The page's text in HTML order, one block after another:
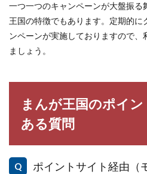
一つ一つのキャンペーンが大盤振る
王国の特徴でもあります。 定期的に
ンペーンが実施しておりますので、
ましょう。
まんが王国のポイン
ある質問
ポイントサイト経由（